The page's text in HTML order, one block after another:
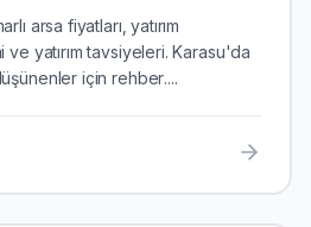
arsa fiyatları, yatırım
yatırım tavsiyeleri. Karasu'da
için rehber....